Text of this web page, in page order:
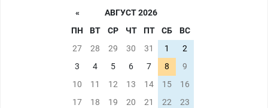
«
АВГУСТ 2026
ПН
ВТ СР ЧТ ПТ СБ
ВС
27
28 29 30 31 1
2
3
4 5 6 7 8
9
10
11 12 13 14 15
16
17
18 19 20 21 22
23